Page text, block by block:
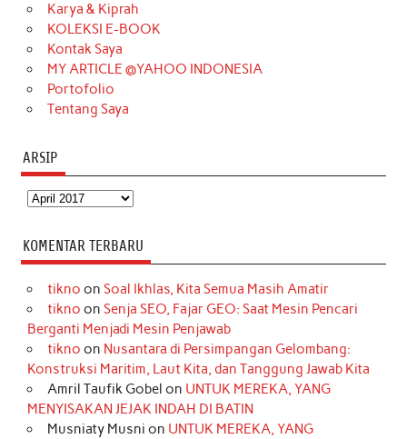
k
a
m
Karya & Kiprah
KOLEKSI E-BOOK
Kontak Saya
MY ARTICLE @YAHOO INDONESIA
Portofolio
Tentang Saya
ARSIP
Arsip
KOMENTAR TERBARU
tikno on Soal Ikhlas, Kita Semua Masih Amatir
tikno on Senja SEO, Fajar GEO: Saat Mesin Pencari
Berganti Menjadi Mesin Penjawab
tikno on Nusantara di Persimpangan Gelombang:
Konstruksi Maritim, Laut Kita, dan Tanggung Jawab Kita
Amril Taufik Gobel on UNTUK MEREKA, YANG
MENYISAKAN JEJAK INDAH DI BATIN
Musniaty Musni on UNTUK MEREKA, YANG